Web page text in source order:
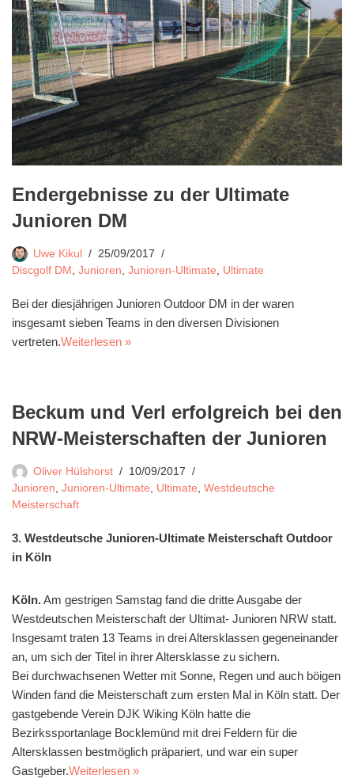
Endergebnisse zu der Ultimate
Junioren DM
Uwe Kikul
25/09/2017
Discgolf DM , Junioren, Junioren-Ultimate, Ultimate
Bei der diesjährigen Junioren Outdoor DM in der waren
insgesamt sieben Teams in den diversen Divisionen
vertreten.Weiterlesen »
Beckum und Verl erfolgreich bei den
NRW-Meisterschaften der Junioren
Oliver Hülshorst
10/09/2017
Junioren, Junioren-Ultimate, Ultimate, Westdeutsche
Meisterschaft
3. Westdeutsche Junioren-Ultimate Meisterschaft Outdoor
in Köln
Köln.Am gestrigen Samstag fand die dritte Ausgabe der
Westdeutschen Meisterschaft der Ultimat- Junioren NRW statt.
Insgesamt traten 13 Teams in drei Altersklassen gegeneinander
an, um sich der Titel in ihrer Altersklasse zu sichern.
Bei durchwachsenen Wetter mit Sonne, Regen und auch böigen
Winden fand die Meisterschaft zum ersten Mal in Köln statt. Der
gastgebende Verein DJK Wiking Köln hatte die
Bezirkssportanlage Bocklemünd mit drei Feldern für die
Altersklassen bestmöglich präpariert, und war ein super
Gastgeber.Weiterlesen »